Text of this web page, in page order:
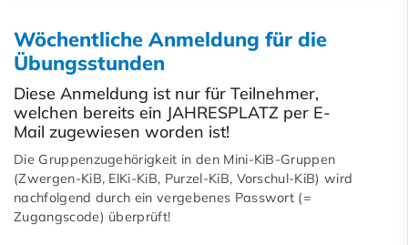
Wöchentliche Anmeldung für die
Übungsstunden
Diese Anmeldung ist nur für Teilnehmer,
welchen bereits ein JAHRESPLATZ per E-
Mail zugewiesen worden ist!
Die Gruppenzugehörigkeit in den Mini-KiB-Gruppen
(Zwergen-KiB, ElKi-KiB, Purzel-KiB, Vorschul-KiB) wird
nachfolgend durch ein vergebenes Passwort (=
Zugangscode) überprüft!